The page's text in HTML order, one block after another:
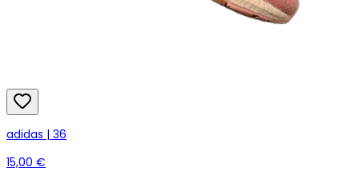
adidas | 36
15,00 €